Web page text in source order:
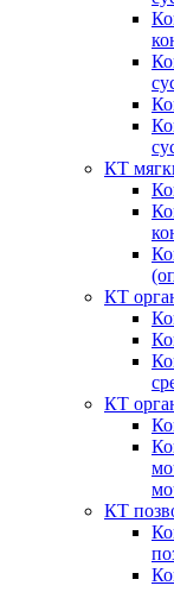
КТ
КТ
КТ
КТ